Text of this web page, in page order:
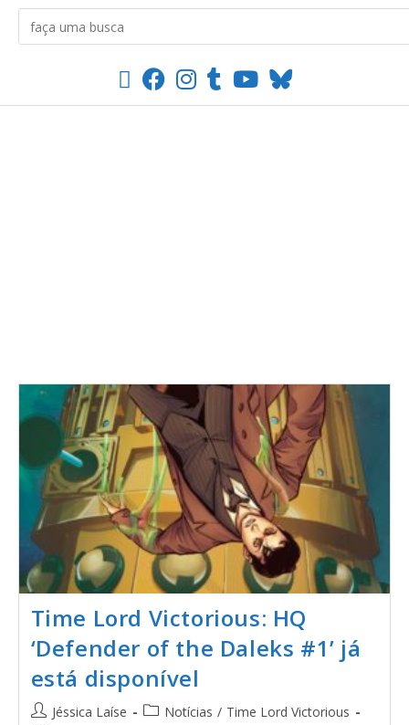
Time Lord Victorious: HQ
‘Defender of the Daleks #1’ já
está disponível
Jéssica Laíse Notícias / Time Lord Victorious